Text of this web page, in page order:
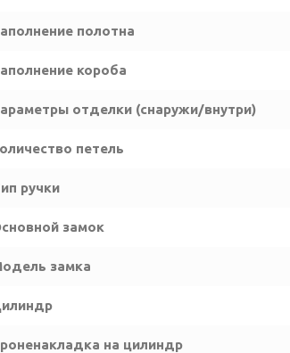
полотна
короба
отделки (снаружи/внутри)
петель
ручки
замок
замка
на цилиндр